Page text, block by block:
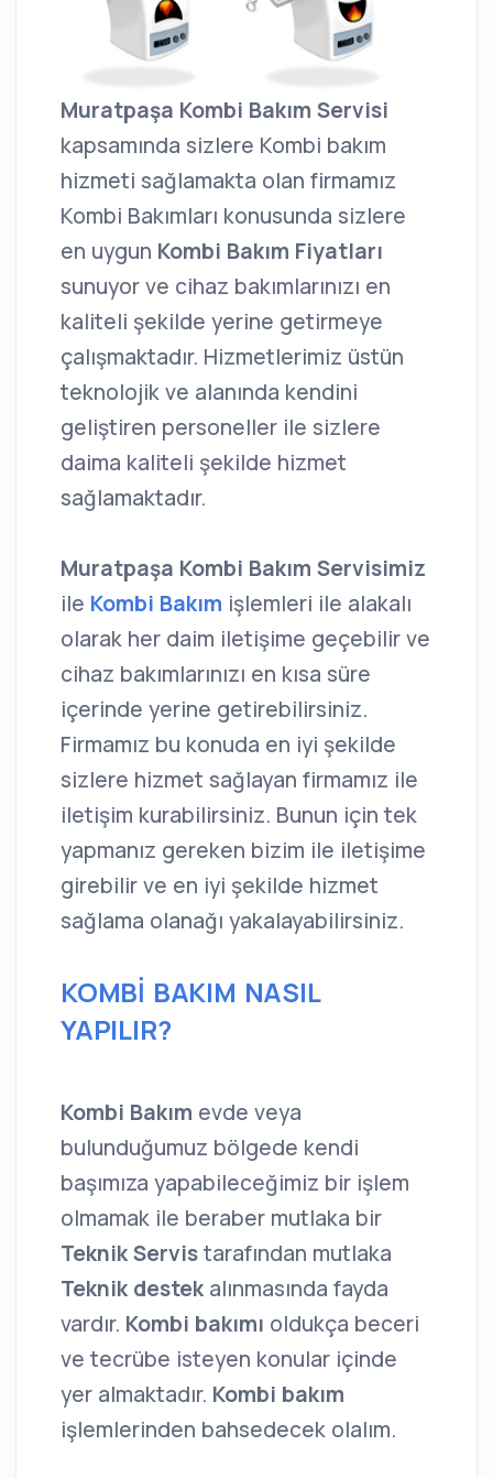
Muratpaşa Kombi Bakım Servisi
kapsamında sizlere Kombi bakım
hizmeti sağlamakta olan firmamız
Kombi Bakımları konusunda sizlere
en uygun Kombi Bakım Fiyatları
sunuyor ve cihaz bakımlarınızı en
kaliteli şekilde yerine getirmeye
çalışmaktadır. Hizmetlerimiz üstün
teknolojik ve alanında kendini
geliştiren personeller ile sizlere
daima kaliteli şekilde hizmet
sağlamaktadır.
Muratpaşa Kombi Bakım Servisimiz
ile Kombi Bakım işlemleri ile alakalı
olarak her daim iletişime geçebilir ve
cihaz bakımlarınızı en kısa süre
içerinde yerine getirebilirsiniz.
Firmamız bu konuda en iyi şekilde
sizlere hizmet sağlayan firmamız ile
iletişim kurabilirsiniz. Bunun için tek
yapmanız gereken bizim ile iletişime
girebilir ve en iyi şekilde hizmet
sağlama olanağı yakalayabilirsiniz.
KOMBİ BAKIM NASIL
YAPILIR?
Kombi Bakım evde veya
bulunduğumuz bölgede kendi
başımıza yapabileceğimiz bir işlem
olmamak ile beraber mutlaka bir
Teknik Servistarafından mutlaka
Teknik destek alınmasında fayda
vardır. Kombi bakımı oldukça beceri
ve tecrübe isteyen konular içinde
yer almaktadır. Kombi bakım
işlemlerinden bahsedecek olalım.